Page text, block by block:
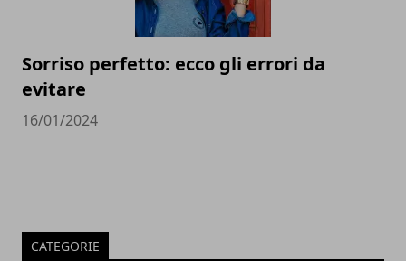
Sorriso perfetto: ecco gli errori da
evitare
16/01/2024
CATEGORIE